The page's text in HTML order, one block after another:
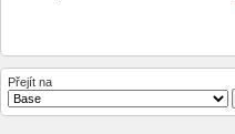
Přejít na